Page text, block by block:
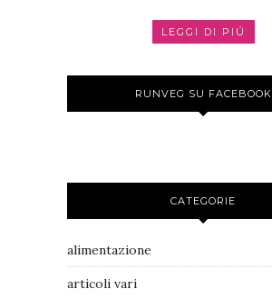
LEGGI DI PIÚ
RUNVEG SU FACEBOOK
CATEGORIE
alimentazione
articoli vari